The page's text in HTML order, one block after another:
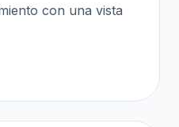
con una vista